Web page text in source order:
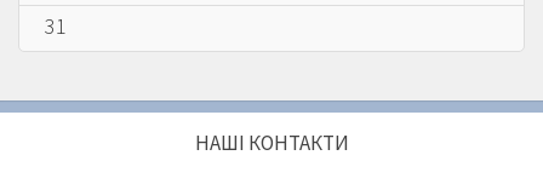
31
НАШІ КОНТАКТИ